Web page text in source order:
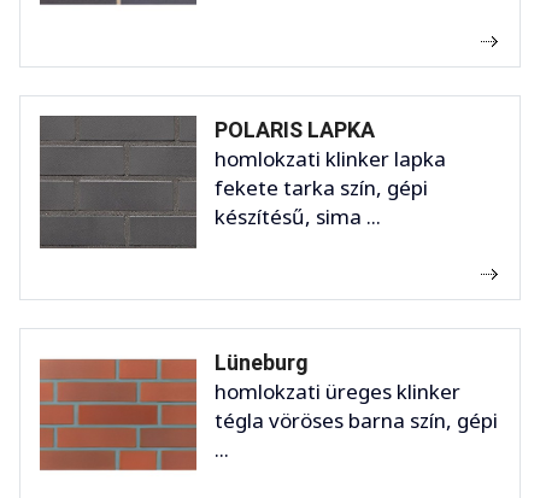
POLARIS LAPKA
homlokzati klinker lapka
fekete tarka szín, gépi
készítésű, sima ...
Lüneburg
homlokzati üreges klinker
tégla vöröses barna szín, gépi
...